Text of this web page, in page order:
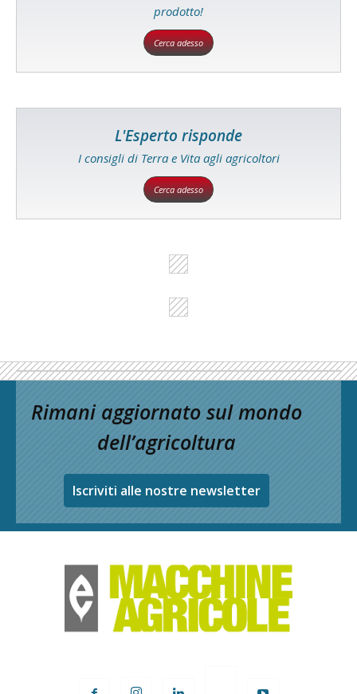
prodotto!
Cerca adesso
L'Esperto risponde
I consigli di Terra e Vita agli agricoltori
Cerca adesso
Rimani aggiornato sul mondo
dell’agricoltura
Iscriviti alle nostre newsletter